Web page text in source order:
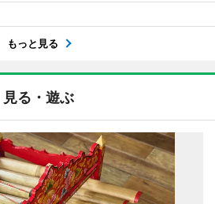
もっと見る
見る・遊ぶ